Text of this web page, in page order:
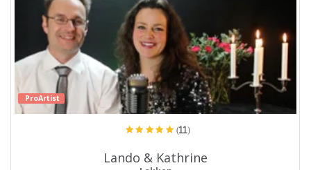
ProArtist
(11)
Lando & Kathrine